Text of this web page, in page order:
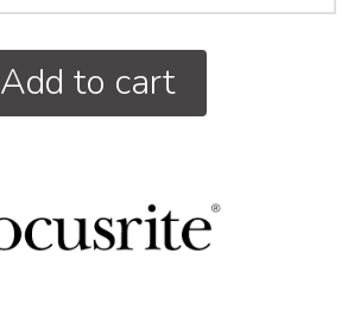
Add to cart